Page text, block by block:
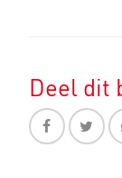
Deel dit